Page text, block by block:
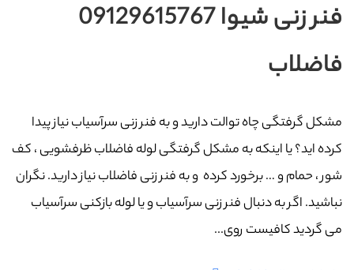
فنر زنی شیوا 09129615767
فاضلاب
مشکل گرفتگی چاه توالت دارید و به فنر زنی سرآسیاب نیاز پیدا
کرده اید؟ یا اینکه به مشکل گرفتگی لوله فاضلاب ظرفشویی ، کف
شور ، حمام و … برخورد کرده و به فنر زنی فاضلاب نیاز دارید. نگران
نباشید. اگر به دنبال فنر زنی سرآسیاب و یا لوله بازکنی سرآسیاب
می گردید کافیست روی...